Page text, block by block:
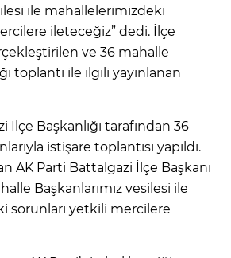
ile mahallelerimizdeki
ileteceğiz” dedi. İlçe
ve 36 mahalle
toplantı ile ilgili yayınlanan
İlçe Başkanlığı tarafından 36
istişare toplantısı yapıldı.
AK Parti Battalgazi İlçe Başkanı
Başkanlarımız vesilesi ile
sorunları yetkili mercilere